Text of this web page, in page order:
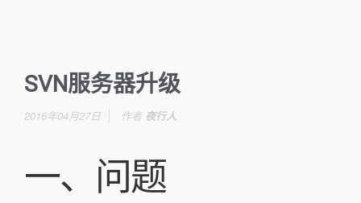
SVN服务器升级
2016年04月27日 作者 夜行人
一、问题